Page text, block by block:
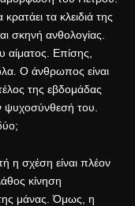
τα κλειδιά της
σκηνή ανθολογίας.
αίματος. Επίσης,
Ο άνθρωπος είναι
της εβδομάδας
ψυχοσύνθεσή του.
η σχέση είναι πλέον
κίνηση
μάνας. Όμως, η